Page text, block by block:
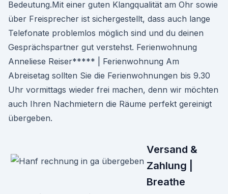
Bedeutung.Mit einer guten Klangqualität am Ohr sowie
über Freisprecher ist sichergestellt, dass auch lange
Telefonate problemlos möglich sind und du deinen
Gesprächspartner gut verstehst. Ferienwohnung
Anneliese Reiser***** | Ferienwohnung Am
Abreisetag sollten Sie die Ferienwohnungen bis 9.30
Uhr vormittags wieder frei machen, denn wir möchten
auch Ihren Nachmietern die Räume perfekt gereinigt
übergeben.
Versand &
Zahlung |
Breathe